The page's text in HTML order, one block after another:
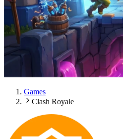
Games
Clash Royale